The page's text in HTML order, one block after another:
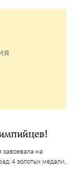
на
4 золотых медали,